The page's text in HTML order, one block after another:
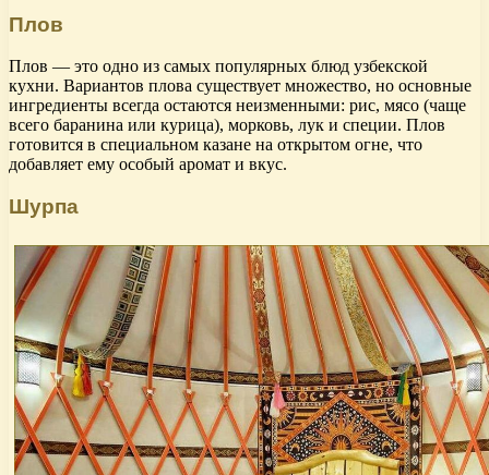
Плов
Плов — это одно из самых популярных блюд узбекской
кухни. Вариантов плова существует множество, но основные
ингредиенты всегда остаются неизменными: рис, мясо (чаще
всего баранина или курица), морковь, лук и специи. Плов
готовится в специальном казане на открытом огне, что
добавляет ему особый аромат и вкус.
Шурпа